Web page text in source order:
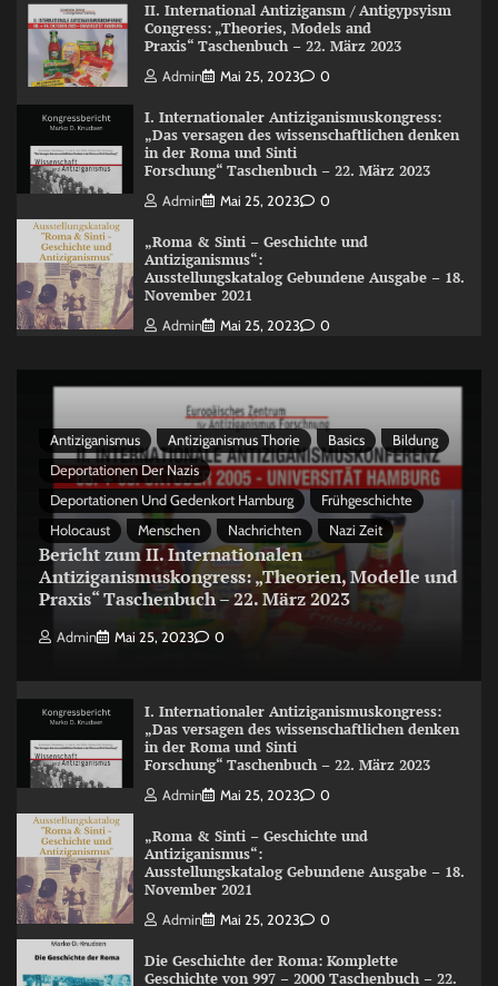
II. International Antizigansm / Antigypsyism
Congress: „Theories, Models and
Praxis“ Taschenbuch – 22. März 2023
Admin Mai 25, 2023 0
I. Internationaler Antiziganismuskongress:
„Das versagen des wissenschaftlichen denken
in der Roma und Sinti
Forschung“ Taschenbuch – 22. März 2023
Admin Mai 25, 2023 0
„Roma & Sinti – Geschichte und
Antiziganismus“:
Ausstellungskatalog Gebundene Ausgabe – 18.
November 2021
Admin Mai 25, 2023 0
Antiziganismus Antiziganismus Thorie Basics
Bildung
Deportationen Der Nazis
Deportationen Und Gedenkort Hamburg
Frühgeschichte
Holocaust
Menschen Nachrichten Nazi Zeit
Bericht zum II. Internationalen
Antiziganismuskongress: „Theorien, Modelle und
Praxis“ Taschenbuch – 22. März 2023
Admin Mai 25, 2023 0
I. Internationaler Antiziganismuskongress:
„Das versagen des wissenschaftlichen denken
in der Roma und Sinti
Forschung“ Taschenbuch – 22. März 2023
Admin Mai 25, 2023 0
„Roma & Sinti – Geschichte und
Antiziganismus“:
Ausstellungskatalog Gebundene Ausgabe – 18.
November 2021
Admin Mai 25, 2023 0
Die Geschichte der Roma: Komplette
Geschichte von 997 – 2000 Taschenbuch – 22.